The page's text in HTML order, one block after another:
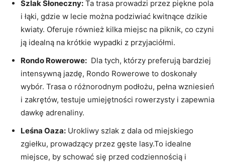
Szlak ⁢Słoneczny: ⁤Ta trasa prowadzi przez⁢ piękne pola
i łąki, gdzie ⁢w lecie można‌ podziwiać kwitnące dzikie
kwiaty. Oferuje również kilka miejsc na piknik,‌ co czyni
ją idealną‍ na krótkie wypadki z przyjaciółmi.
Rondo Rowerowe: ⁣ Dla tych, ​którzy‍ preferują bardziej​
intensywną jazdę, Rondo Rowerowe to doskonały
⁢wybór. Trasa o różnorodnym podłożu, pełna wzniesień
i zakrętów, testuje umiejętności rowerzysty ⁢i zapewnia‍
dawkę adrenaliny.
Leśna Oaza: Urokliwy szlak z dala od miejskiego
⁢zgiełku, prowadzący ⁣przez gęste‍ lasy.To idealne
miejsce, by schować się przed codziennością i